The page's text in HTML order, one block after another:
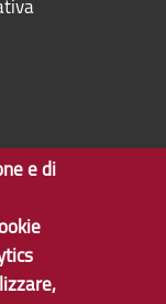
| CF:
e di